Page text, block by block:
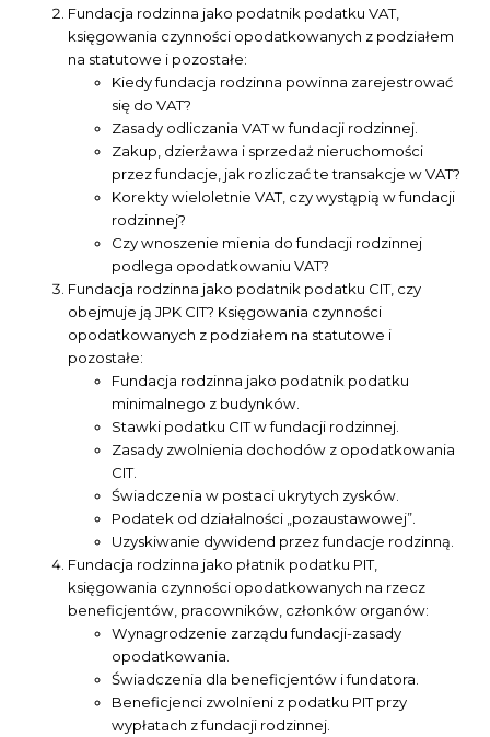
Fundacja rodzinna jako podatnik podatku VAT,
księgowania czynności opodatkowanych z podziałem
na statutowe i pozostałe:
Kiedy fundacja rodzinna powinna zarejestrować
się do VAT?
Zasady odliczania VAT w fundacji rodzinnej.
Zakup, dzierżawa i sprzedaż nieruchomości
przez fundacje, jak rozliczać te transakcje w VAT?
Korekty wieloletnie VAT, czy wystąpią w fundacji
rodzinnej?
Czy wnoszenie mienia do fundacji rodzinnej
podlega opodatkowaniu VAT?
Fundacja rodzinna jako podatnik podatku CIT, czy
obejmuje ją JPK CIT? Księgowania czynności
opodatkowanych z podziałem na statutowe i
pozostałe:
Fundacja rodzinna jako podatnik podatku
minimalnego z budynków.
Stawki podatku CIT w fundacji rodzinnej.
Zasady zwolnienia dochodów z opodatkowania
CIT.
Świadczenia w postaci ukrytych zysków.
Podatek od działalności „pozaustawowej”.
Uzyskiwanie dywidend przez fundacje rodzinną.
Fundacja rodzinna jako płatnik podatku PIT,
księgowania czynności opodatkowanych na rzecz
beneficjentów, pracowników, członków organów:
Wynagrodzenie zarządu fundacji-zasady
opodatkowania.
Świadczenia dla beneficjentów i fundatora.
Beneficjenci zwolnieni z podatku PIT przy
wypłatach z fundacji rodzinnej.